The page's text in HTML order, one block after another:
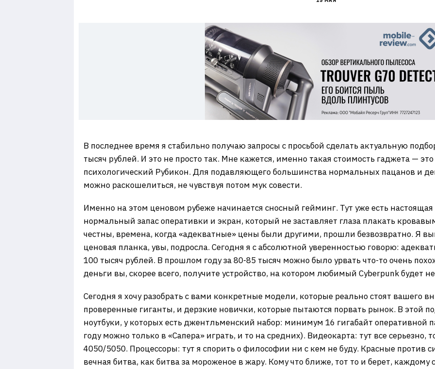
В последнее время я стабильно получаю запросы с просьбой сделать актуальную
тысяч рублей. И это не просто так. Мне кажется, именно такая стоимость гаджета —
психологический Рубикон. Для подавляющего большинства нормальных пацанов и
можно раскошелиться, не чувствуя потом мук совести.
Именно на этом ценовом рубеже начинается сносный гейминг. Тут уже есть
нормальный запас оперативки и экран, который не заставляет глаза плакать
честны, времена, когда «адекватные» цены были другими, прошли безвозвратно. Я
ценовая планка, увы, подросла. Сегодня я с абсолютной уверенностью говорю:
100 тысяч рублей. В прошлом году за 80-85 тысяч можно было урвать что-то очень
деньги вы, скорее всего, получите устройство, на котором любимый Cyberpunk будет
Сегодня я хочу разобрать с вами конкретные модели, которые реально стоят вашего
проверенные гиганты, и дерзкие новички, которые пытаются порвать рынок. В этой
ноутбуки, у которых есть джентльменский набор: минимум 16 гигабайт оперативной
году можно только в «Сапера» играть, и то на средних). Видеокарта: тут все серьезно,
4050/5050. Процессоры: тут я спорить о философии ни с кем не буду. Красные против
вечная битва, как битва за мороженое в жару. Кому что ближе, тот то и берет, каждому